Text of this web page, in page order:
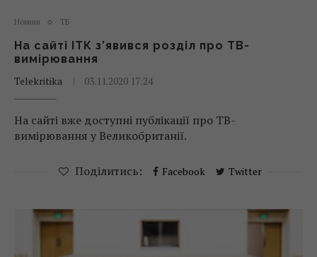
Новини ТБ
На сайті ІТК з’явився розділ про ТВ-
вимірювання
Telekritika
03.11.2020 17:24
На сайті вже доступні публікації про ТВ-
вимірювання у Великобританії.
Поділитись: Facebook Twitter